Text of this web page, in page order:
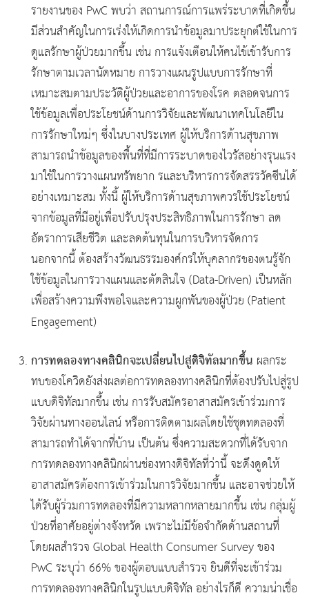
รายงานของ PwC พบว่า สถานการณ์การแพร่ระบาดที่เกิดขึ้น
มีส่วนสำคัญในการเร่งให้เกิดการนำข้อมูลมาประยุกต์ใช้ในการ
ดูแลรักษาผู้ป่วยมากขึ้น เช่น การแจ้งเตือนให้คนไข้เข้ารับการ
รักษาตามเวลานัดหมาย การวางแผนรูปแบบการรักษาที่
เหมาะสมตามประวัติผู้ป่วยและอาการของโรค ตลอดจนการ
ใช้ข้อมูลเพื่อประโยชน์ด้านการวิจัยและพัฒนาเทคโนโลยีใน
การรักษาใหม่ๆ ซึ่งในบางประเทศ ผู้ให้บริการด้านสุขภาพ
สามารถนำข้อมูลของพื้นที่ที่มีการระบาดของไวรัสอย่างรุนแรง
มาใช้ในการวางแผนทรัพยาก รและบริหารการจัดสรรวัคซีนได้
อย่างเหมาะสม ทั้งนี้ ผู้ให้บริการด้านสุขภาพควรใช้ประโยชน์
จากข้อมูลที่มีอยู่เพื่อปรับปรุงประสิทธิภาพในการรักษา ลด
อัตราการเสียชีวิต และลดต้นทุนในการบริหารจัดการ
นอกจากนี้ ต้องสร้างวัฒนธรรมองค์กรให้บุคลากรของตนรู้จัก
ใช้ข้อมูลในการวางแผนและตัดสินใจ (Data-Driven) เป็นหลัก
เพื่อสร้างความพึงพอใจและความผูกพันของผู้ป่วย (Patient
Engagement)
การทดลองทางคลินิกจะเปลี่ยนไปสู่ดิจิทัลมากขึ้น ผลกระ
ทบของโควิดยังส่งผลต่อการทดลองทางคลินิกที่ต้องปรับไปสู่รูป
แบบดิจิทัลมากขึ้น เช่น การรับสมัครอาสาสมัครเข้าร่วมการ
วิจัยผ่านทางออนไลน์ หรือการติดตามผลโดยใช้ชุดทดลองที่
สามารถทำได้จากที่บ้าน เป็นต้น ซึ่งความสะดวกที่ได้รับจาก
การทดลองทางคลินิกผ่านช่องทางดิจิทัลที่ว่านี้ จะดึงดูดให้
อาสาสมัครต้องการเข้าร่วมในการวิจัยมากขึ้น และอาจช่วยให้
ได้รับผู้ร่วมการทดลองที่มีความหลากหลายมากขึ้น เช่น กลุ่มผู้
ป่วยที่อาศัยอยู่ต่างจังหวัด เพราะไม่มีข้อจำกัดด้านสถานที่
โดยผลสำรวจ Global Health Consumer Survey ของ
PwC ระบุว่า 66% ของผู้ตอบแบบสำรวจ ยินดีที่จะเข้าร่วม
การทดลองทางคลินิกในรูปแบบดิจิทัล อย่างไรก็ดี ความน่าเชื่อ